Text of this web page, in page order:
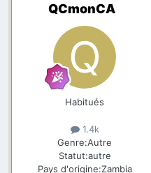
QCmonCA
Habitués
1.4k
Genre:Autre
Statut:autre
Pays d'origine:Zambia